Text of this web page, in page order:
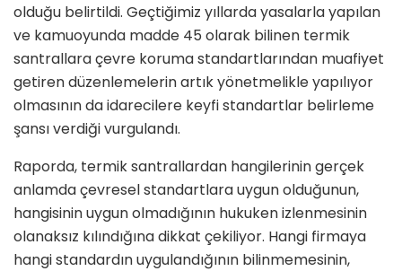
olduğu belirtildi. Geçtiğimiz yıllarda yasalarla yapılan
ve kamuoyunda madde 45 olarak bilinen termik
santrallara çevre koruma standartlarından muafiyet
getiren düzenlemelerin artık yönetmelikle yapılıyor
olmasının da idarecilere keyfi standartlar belirleme
şansı verdiği vurgulandı.
Raporda, termik santrallardan hangilerinin gerçek
anlamda çevresel standartlara uygun olduğunun,
hangisinin uygun olmadığının hukuken izlenmesinin
olanaksız kılındığına dikkat çekiliyor. Hangi firmaya
hangi standardın uygulandığının bilinmemesinin,